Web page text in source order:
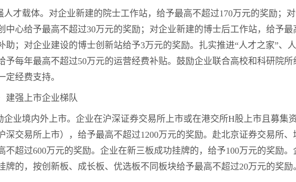
人才载体。对企业新建的院士工作站，给予最高不超过170万元的奖励；
中心给予最高不超过30万元的奖励；对企业新建的博士后工作站，给予最
助；对企业建设的博士创新站给予3万元的奖励。扎实推进“人才之家”、
予每年最高不超过50万元的运营经费补贴。鼓励企业联合高校和科研院
定经费支持。
建强上市企业梯队
企业境内外上市。企业在沪深证券交易所上市或在港交所H股上市且募集
深交易所上市），给予最高不超过1200万元的奖励。赴北京证券交易所
不超过600万元的奖励。企业在新三板成功挂牌的，给予100万元的奖励
牌的，按创新板、成长板、优选板不同板块给予最高不超过20万元的奖励